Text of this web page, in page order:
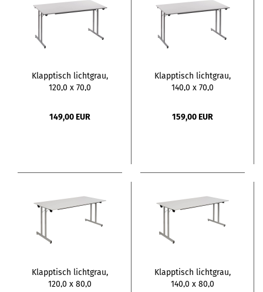
Klapptisch lichtgrau,
120,0 x 70,0
149,00 EUR
Klapptisch lichtgrau,
140,0 x 70,0
159,00 EUR
Klapptisch lichtgrau,
120,0 x 80,0
Klapptisch lichtgrau,
140,0 x 80,0